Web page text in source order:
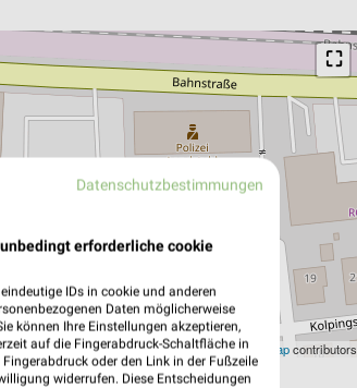
⛶
Leaflet|©OpenStreetMapcontributors
Datenschutzbestimmungen
erforderliche cookie
IDs in cookie und anderen
Daten möglicherweise
können Ihre Einstellungen akzeptieren,
auf die Fingerabdruck-Schaltfläche in
oder den Link in der Fußzeile
widerrufen. Diese Entscheidungen